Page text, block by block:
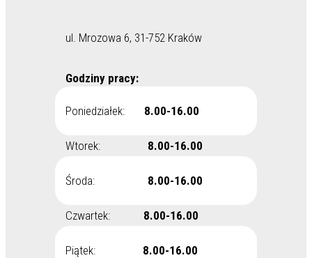
ul. Mrozowa 6, 31-752 Kraków
Godziny pracy:
Poniedziałek: 8.00-16.00
Wtorek: 8.00-16.00
Środa: 8.00-16.00
Czwartek: 8.00-16.00
Piątek: 8.00-16.00